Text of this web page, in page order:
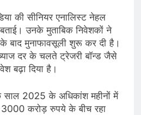
की सीनियर एनालिस्ट नेहल
उनके मुताबिक निवेशकों ने
बाद मुनाफावसूली शुरू कर दी है।
दर के चलते ट्रेजरी बॉन्ड जैसे
बढ़ा दिया है।
साल 2025 के अधिकांश महीनों में
करोड़ रुपये के बीच रहा